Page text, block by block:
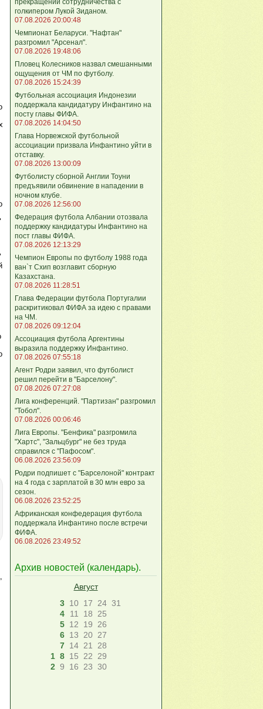
,
прекращении сотрудничества с
голкипером Лукой Зиданом.
07.08.2026 20:00:48
Чемпионат Беларуси. "Нафтан"
разгромил "Арсенал".
07.08.2026 19:48:06
Пловец Колесников назвал смешанными
ощущения от ЧМ по футболу.
07.08.2026 15:24:39
Футбольная ассоциация Индонезии
поддержала кандидатуру Инфантино на
посту главы ФИФА.
07.08.2026 14:04:50
Глава Норвежской футбольной
ассоциации призвала Инфантино уйти в
отставку.
07.08.2026 13:00:09
Футболисту сборной Англии Тоуни
предъявили обвинение в нападении в
ночном клубе.
07.08.2026 12:56:00
Федерация футбола Албании отозвала
поддержку кандидатуры Инфантино на
пост главы ФИФА.
07.08.2026 12:13:29
Чемпион Европы по футболу 1988 года
ван`т Схип возглавит сборную
Казахстана.
07.08.2026 11:28:51
Глава Федерации футбола Португалии
раскритиковал ФИФА за идею с правами
на ЧМ.
07.08.2026 09:12:04
Ассоциация футбола Аргентины
выразила поддержку Инфантино.
07.08.2026 07:55:18
Агент Родри заявил, что футболист
решил перейти в "Барселону".
07.08.2026 07:27:08
Лига кoнференций. "Партизан" разгромил
"Тобол".
07.08.2026 00:06:46
Лига Европы. "Бенфика" разгромила
"Хартс", "Зальцбург" не без труда
справился с "Пафосом".
06.08.2026 23:56:09
Родри подпишет с "Барселоной" контракт
на 4 года с зарплатой в 30 млн евро за
сезон.
06.08.2026 23:52:25
Африканская конфедерация футбола
поддержала Инфантино после встречи
ФИФА.
06.08.2026 23:49:52
Архив новостей (календарь).
Август
3 10 17 24 31
4
11 18
25
5 12 19
26
6 13 20 27
7 14 21
28
1 8 15 22
29
2 9 16 23 30